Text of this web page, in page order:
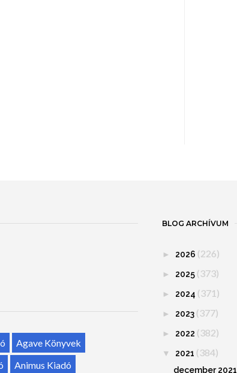
Agave Könyvek
Animus Kiadó
BLOG ARCHÍVUM
► 2026 (226)
► 2025 (373)
► 2024 (371)
► 2023 (377)
► 2022 (382)
▼ 2021 (384)
december 2021